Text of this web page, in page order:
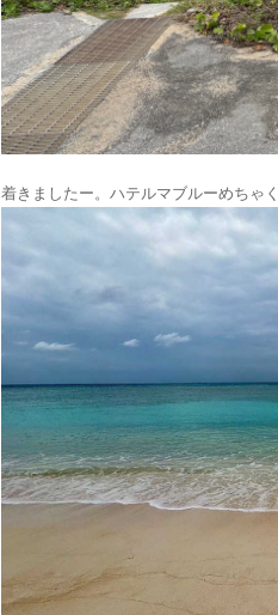
着きましたー。ハテルマブルーめち